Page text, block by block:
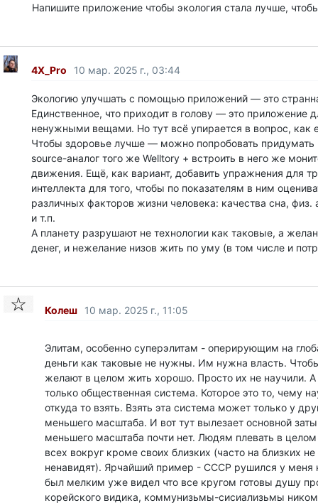
Напишите приложение чтобы экология стала лучше,
4X_Pro 10 мар. 2025 г., 03:44
Экологию улучшать с помощью приложений — это
Единственное, что приходит в голову — это приложение
ненужными вещами. Но тут всё упирается в вопрос, как
Чтобы здоровье лучше — можно попробовать придумать
source-аналог того же Welltory + встроить в него же
движения. Ещё, как вариант, добавить упражнения для
интеллекта для того, чтобы по показателям в ним
различных факторов жизни человека: качества сна, физ.
и т.п.
А планету разрушают не технологии как таковые, а
денег, и нежелание низов жить по уму (в том числе и
Колеш 10 мар. 2025 г., 11:05
Элитам, особенно суперэлитам - оперирующим на
деньги как таковые не нужны. Им нужна власть.
желают в целом жить хорошо. Просто их не научили.
только общественная система. Которое это то, чему
откуда то взять. Взять эта система может только у
меньшего масштаба. И вот тут вылезает основной
меньшего масштаба почти нет. Людям плевать в
всех вокруг кроме своих близких (часто на близких
ненавидят). Ярчайший пример - СССР рушился у меня
был мелким уже видел что все кругом готовы душу
корейского видика, коммунизьмы-сисиализьмы